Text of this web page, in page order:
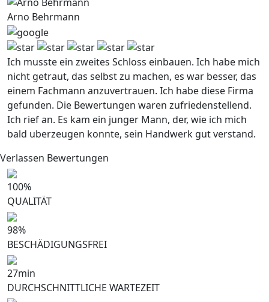
Arno Behrmann
Ich musste ein zweites Schloss einbauen. Ich habe mich
nicht getraut, das selbst zu machen, es war besser, das
einem Fachmann anzuvertrauen. Ich habe diese Firma
gefunden. Die Bewertungen waren zufriedenstellend.
Ich rief an. Es kam ein junger Mann, der, wie ich mich
bald uberzeugen konnte, sein Handwerk gut verstand.
Verlassen Bewertungen
100%
QUALITÄT
98%
BESCHÄDIGUNGSFREI
27min
DURCHSCHNITTLICHE WARTEZEIT